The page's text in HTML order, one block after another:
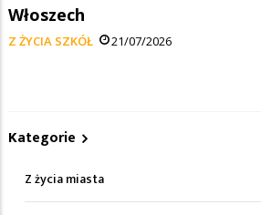
Włoszech
Z ŻYCIA SZKÓŁ 21/07/2026
Kategorie
Z życia miasta